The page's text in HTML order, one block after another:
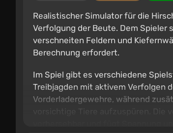
Realistischer Simulator für die
Verfolgung der Beute. Dem Spieler
verschneiten Feldern und
Berechnung erfordert.
Im Spiel gibt es verschiedene
Treibjagden mit aktivem Verfolgen
Vorderladergewehre, während
vorsichtige Tiere aufzuspüren.